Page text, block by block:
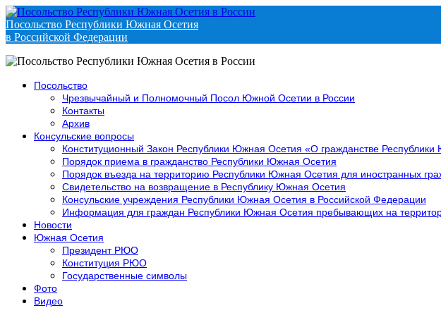
Посольство Республики Южная Осетия
в Российской Федерации
Посольство
Чрезвычайный и Полномочный Посол Южной Осетии в России
Контакты
Архив
Консульские вопросы
Конституционный Закон Республики Южная Осетия «О гражданстве
Порядок приема в гражданство Республики Южная Осетия
Порядок въезда на территорию Республики Южная Осетия для иностранных
Свидетельство на возвращение в Республику Южная Осетия
Консульские учреждения Республики Южная Осетия в Российской Федерации
Информация для граждан Республики Южная Осетия пребывающих на
Новости
Южная Осетия
Президент РЮО
Конституция РЮО
Государственные символы
Фото
Видео